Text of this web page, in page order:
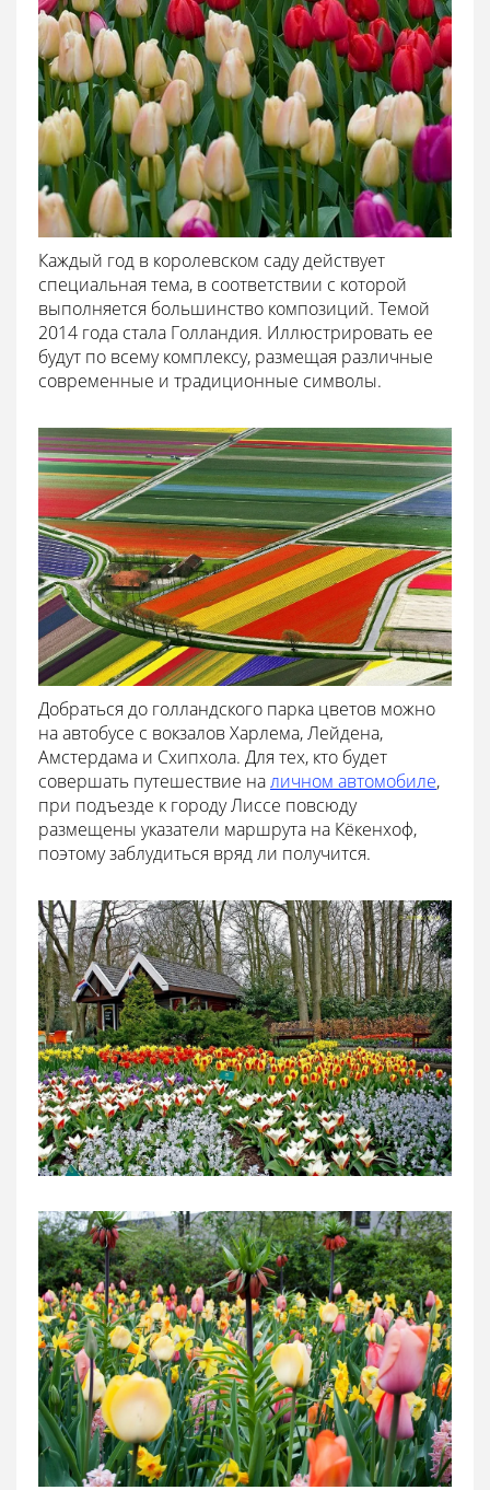
Каждый год в королевском саду действует
специальная тема, в соответствии с которой
выполняется большинство композиций. Темой
2014 года стала Голландия. Иллюстрировать ее
будут по всему комплексу, размещая различные
современные и традиционные символы.
Добраться до голландского парка цветов можно
на автобусе с вокзалов Харлема, Лейдена,
Амстердама и Схипхола. Для тех, кто будет
совершать путешествие наличном автомобиле,
при подъезде к городу Лиссе повсюду
размещены указатели маршрута на Кёкенхоф,
поэтому заблудиться вряд ли получится.